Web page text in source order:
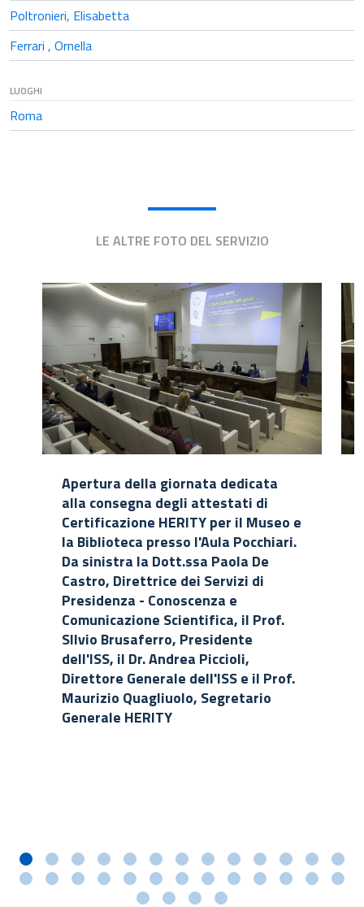
Poltronieri, Elisabetta
Ferrari , Ornella
LUOGHI
Roma
LE ALTRE FOTO DEL SERVIZIO
Apertura della giornata dedicata
alla consegna degli attestati di
Certificazione HERITY per il Museo e
la Biblioteca presso l'Aula Pocchiari.
Da sinistra la Dott.ssa Paola De
Castro, Direttrice dei Servizi di
Presidenza - Conoscenza e
Comunicazione Scientifica, il Prof.
SIlvio Brusaferro, Presidente
dell'ISS, il Dr. Andrea Piccioli,
Direttore Generale dell'ISS e il Prof.
Maurizio Quagliuolo, Segretario
Generale HERITY